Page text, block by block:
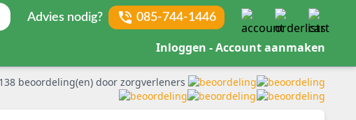
Advies nodig? 085-744-1446
Inloggen - Account aanmaken
138 beoordeling(en) door zorgverleners